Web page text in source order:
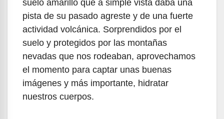
suelo amarillo que a simple vista daba una
pista de su pasado agreste y de una fuerte
actividad volcánica. Sorprendidos por el
suelo y protegidos por las montañas
nevadas que nos rodeaban, aprovechamos
el momento para captar unas buenas
imágenes y más importante, hidratar
nuestros cuerpos.